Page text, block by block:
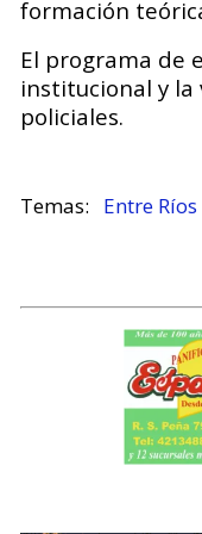
formación
El programa de
institucional y la
policiales.
Entre Ríos